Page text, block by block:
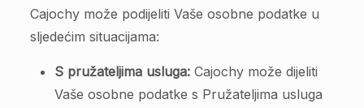
Cajochy može podijeliti Vaše osobne podatke u
sljedećim situacijama:
S pružateljima usluga:Cajochy može dijeliti
Vaše osobne podatke s Pružateljima usluga